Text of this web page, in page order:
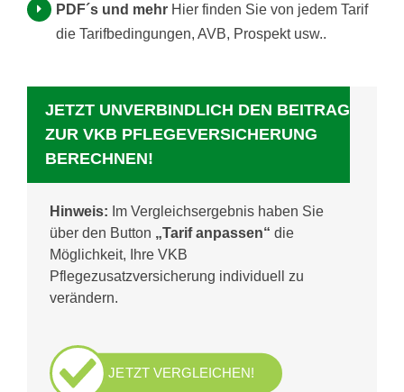
PDF´s und mehr Hier finden Sie von jedem Tarif
die Tarifbedingungen, AVB, Prospekt usw..
JETZT UNVERBINDLICH DEN BEITRAG
ZUR VKB PFLEGEVERSICHERUNG
BERECHNEN!
Hinweis: Im Vergleichsergebnis haben Sie
über den Button „Tarif anpassen“ die
Möglichkeit, Ihre VKB
Pflegezusatzversicherung individuell zu
verändern.
JETZT VERGLEICHEN!